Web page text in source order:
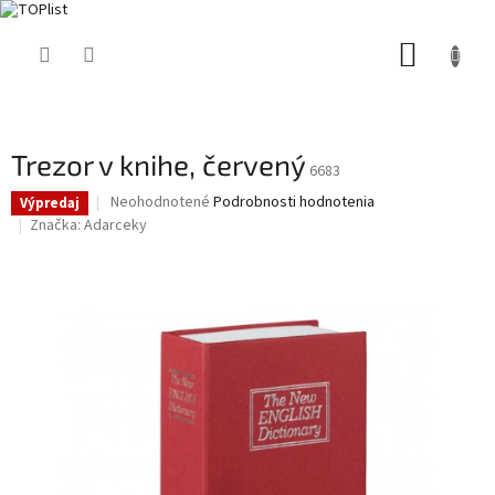
Trezor v knihe, červený 6683
Výpredaj
Priemerné
hodnotenie
Neohodnotené Podrobnosti hodnotenia
Značka: Adarceky